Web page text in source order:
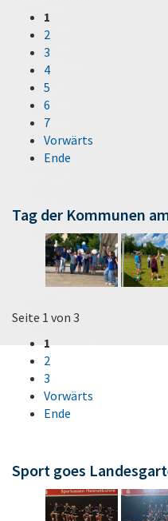
1
2
3
4
5
6
7
Vorwärts
Ende
Tag der Kommunen
Seite 1 von 3
1
2
3
Vorwärts
Ende
Sport goes